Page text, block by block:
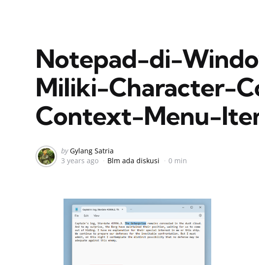
Notepad-di-
Miliki-Character-
Context-Menu-
Posted
by
by Gylang Satria
3 years ago
Blm ada diskusi 0 min